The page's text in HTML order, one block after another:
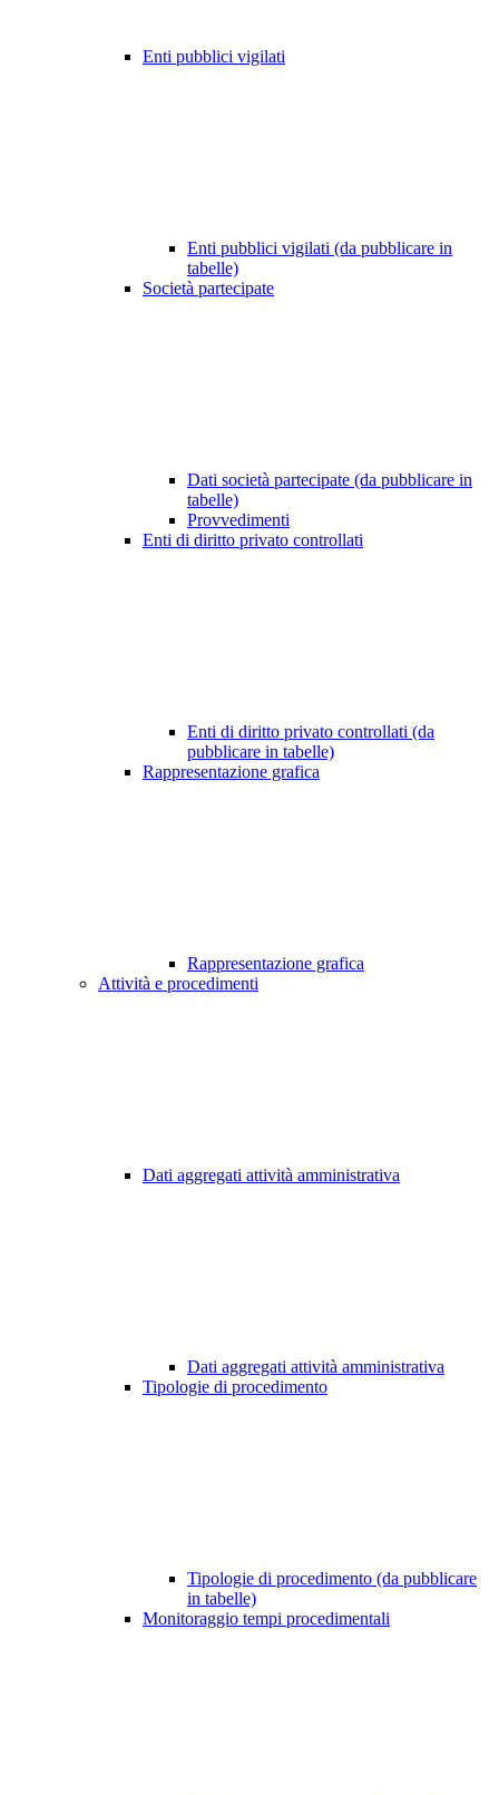
Enti pubblici vigilati
Enti pubblici vigilati (da pubblicare in
tabelle)
Società partecipate
Dati società partecipate (da pubblicare in
tabelle)
Provvedimenti
Enti di diritto privato controllati
Enti di diritto privato controllati (da
pubblicare in tabelle)
Rappresentazione grafica
Rappresentazione grafica
Attività e procedimenti
Dati aggregati attività amministrativa
Dati aggregati attività amministrativa
Tipologie di procedimento
Tipologie di procedimento (da pubblicare
in tabelle)
Monitoraggio tempi procedimentali